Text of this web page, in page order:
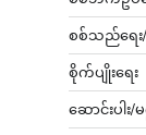
စစ်သည်ရေး/
စိုက်ပျိုးရေး
ဆောင်းပါး/မ